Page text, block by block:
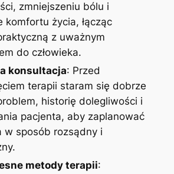
zmniejszeniu bólu i
komfortu życia, łącząc
z uważnym
do człowieka.
konsultacja: Przed
terapii staram się dobrze
historię dolegliwości i
pacjenta, aby zaplanować
w sposób rozsądny i
metody terapii: